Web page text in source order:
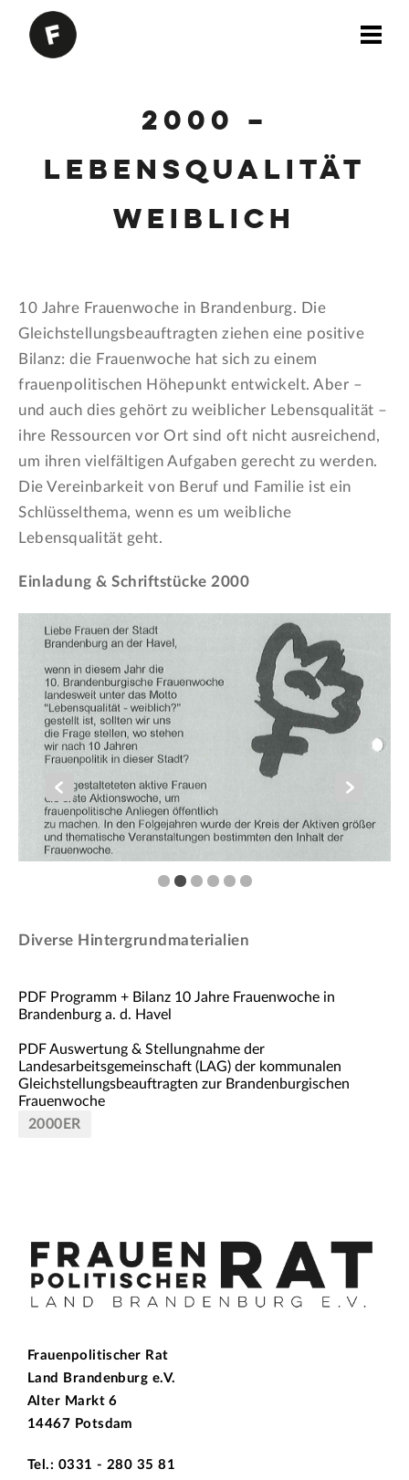
2000 –
Lebensqualität
weiblich
10 Jahre Frauenwoche in Brandenburg. Die
Gleichstellungsbeauftragten ziehen eine positive
Bilanz: die Frauenwoche hat sich zu einem
frauenpolitischen Höhepunkt entwickelt. Aber –
und auch dies gehört zu weiblicher Lebensqualität –
ihre Ressourcen vor Ort sind oft nicht ausreichend,
um ihren vielfältigen Aufgaben gerecht zu werden.
Die Vereinbarkeit von Beruf und Familie ist ein
Schlüsselthema, wenn es um weibliche
Lebensqualität geht.
Einladung & Schriftstücke 2000
Diverse Hintergrundmaterialien
PDF Programm + Bilanz 10 Jahre Frauenwoche in
Brandenburg a. d. Havel
PDF Auswertung & Stellungnahme der
Landesarbeitsgemeinschaft (LAG) der kommunalen
Gleichstellungsbeauftragten zur Brandenburgischen
Frauenwoche
2000ER
Frauenpolitischer Rat
Land Brandenburg e.V.
Alter Markt 6
14467 Potsdam
Tel.: 0331 - 280 35 81